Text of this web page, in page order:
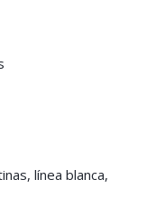
línea blanca,